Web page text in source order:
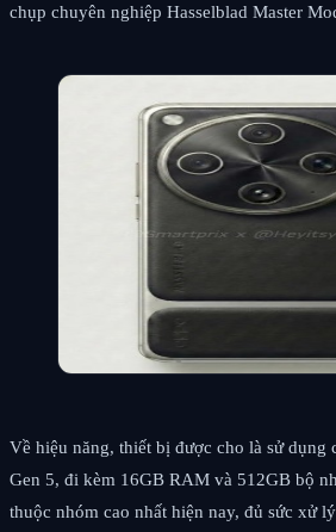
chụp chuyên nghiệp Hasselblad Master
Về hiệu năng, thiết bị được cho là sử dụng
Gen 5, đi kèm 16GB RAM và 512GB bộ
thuộc nhóm cao nhất hiện nay, đủ sức xử